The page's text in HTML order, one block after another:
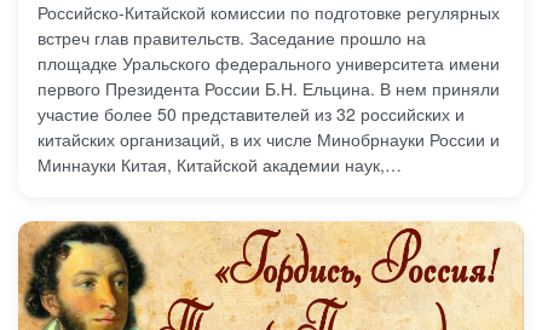
Российско-Китайской комиссии по подготовке регулярных
встреч глав правительств. Заседание прошло на
площадке Уральского федерального университета имени
первого Президента России Б.Н. Ельцина. В нем приняли
участие более 50 представителей из 32 российских и
китайских организаций, в их числе Минобрнауки России и
Миннауки Китая, Китайской академии наук,
стран. В состав Рабочей группы вошел главный научный
сотрудник НИЦЭБ РАН - СПб ФИЦ РАН, руководитель
лаборатории биоэлектронных методов гео-экологического
мониторинга Холодкевич Сергей Викторович.